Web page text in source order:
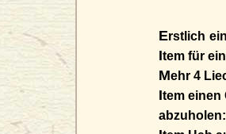
Erstlich
Item für
Mehr 4
Item einen